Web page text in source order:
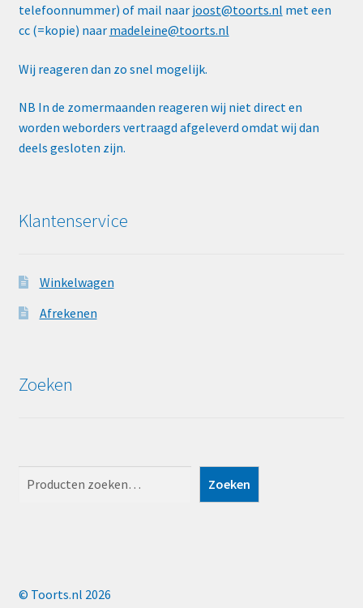
telefoonnummer) of mail naar joost@toorts.nl met een
cc (=kopie) naar madeleine@toorts.nl
Wij reageren dan zo snel mogelijk.
NB In de zomermaanden reageren wij niet direct en
worden weborders vertraagd afgeleverd omdat wij dan
deels gesloten zijn.
Klantenservice
Winkelwagen
Afrekenen
Zoeken
Zoeken
© Toorts.nl 2026